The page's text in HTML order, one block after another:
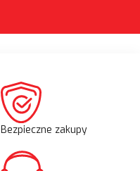
Bezpieczne zakupy